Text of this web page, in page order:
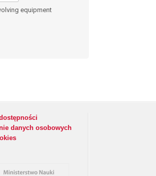
equipment
danych osobowych